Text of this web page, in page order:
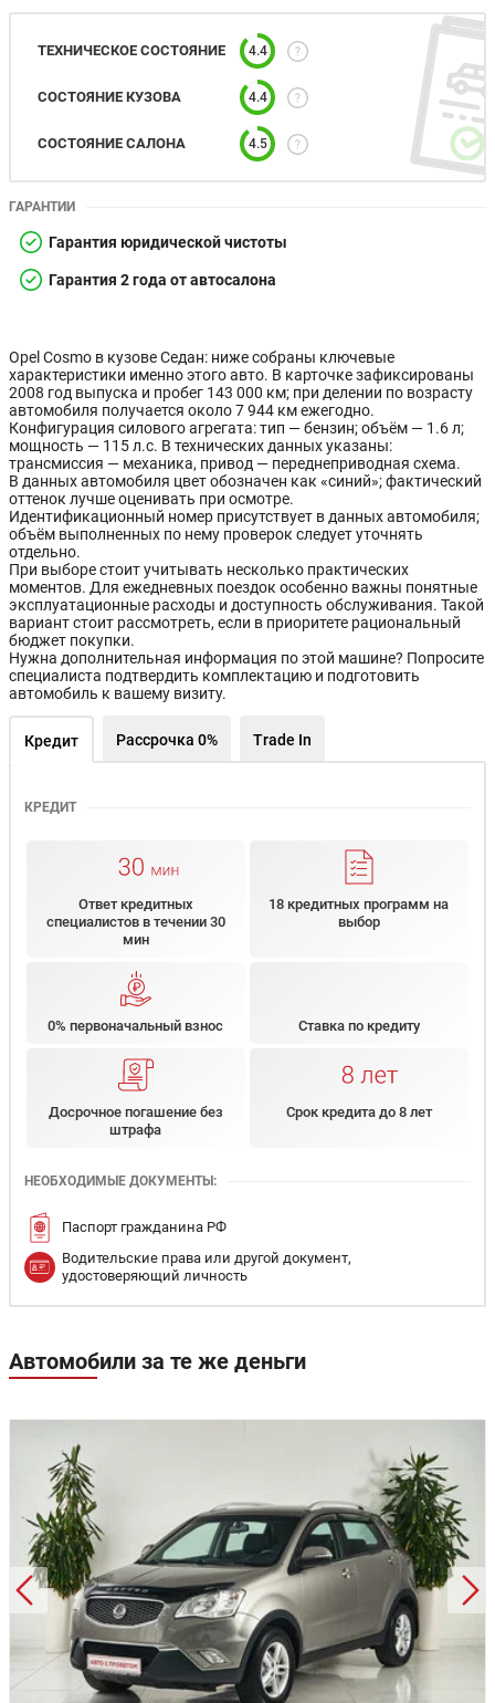
ТЕХНИЧЕСКОЕ СОСТОЯНИЕ 4.4
СОСТОЯНИЕ КУЗОВА 4.4
СОСТОЯНИЕ САЛОНА 4.5
ГАРАНТИИ
Гарантия юридической чистоты
Гарантия 2 года от автосалона
Opel Cosmo в кузове Седан: ниже собраны ключевые
характеристики именно этого авто. В карточке зафиксированы
2008 год выпуска и пробег 143 000 км; при делении по возрасту
автомобиля получается около 7 944 км ежегодно.
Конфигурация силового агрегата: тип — бензин; объём — 1.6 л;
мощность — 115 л.с. В технических данных указаны:
трансмиссия — механика, привод — переднеприводная схема.
В данных автомобиля цвет обозначен как «синий»; фактический
оттенок лучше оценивать при осмотре.
Идентификационный номер присутствует в данных автомобиля;
объём выполненных по нему проверок следует уточнять
отдельно.
При выборе стоит учитывать несколько практических
моментов. Для ежедневных поездок особенно важны понятные
эксплуатационные расходы и доступность обслуживания. Такой
вариант стоит рассмотреть, если в приоритете рациональный
бюджет покупки.
Нужна дополнительная информация по этой машине? Попросите
специалиста подтвердить комплектацию и подготовить
автомобиль к вашему визиту.
Кредит Рассрочка 0% Trade In
КРЕДИТ
Ответ кредитных
специалистов в течении 30
мин
18 кредитных программ на
выбор
0% первоначальный взнос Ставка по кредиту
Досрочное погашение без
штрафа
Срок кредита до 8 лет
НЕОБХОДИМЫЕ ДОКУМЕНТЫ:
Паспорт гражданина РФ
Водительские права или другой документ,
удостоверяющий личность
Автомобили за те же деньги